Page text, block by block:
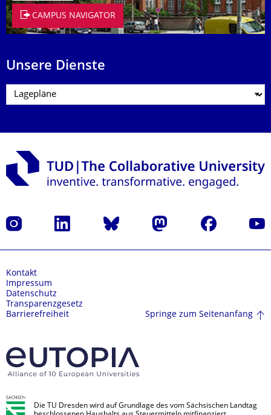
CAMPUS NAVIGATOR
Unsere Dienste
Instagram LinkedIn Bluesky Mastodon Facebook
Kontakt
Impressum
Datenschutz
Transparenzgesetz
Barrierefreiheit
Springe zum Seitenanfang
Die TU Dresden wird auf Grundlage des vom Sächsischen Landtag